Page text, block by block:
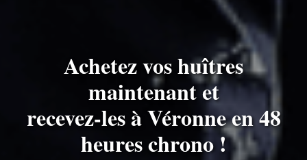
Achetez vos huîtres
maintenant et
recevez-les à Véronne en 48
heures chrono !